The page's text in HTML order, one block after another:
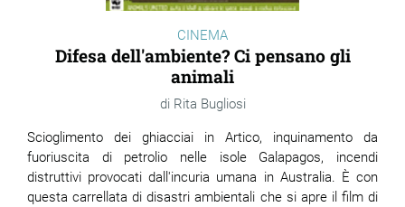
CINEMA
Difesa dell'ambiente? Ci pensano gli
animali
Rita Bugliosi
Scioglimento dei ghiacciai in Artico, inquinamento da
fuoriuscita di petrolio nelle isole Galapagos, incendi
distruttivi provocati dall'incuria umana in Australia. È con
questa carrellata di disastri ambientali che si apre il film di